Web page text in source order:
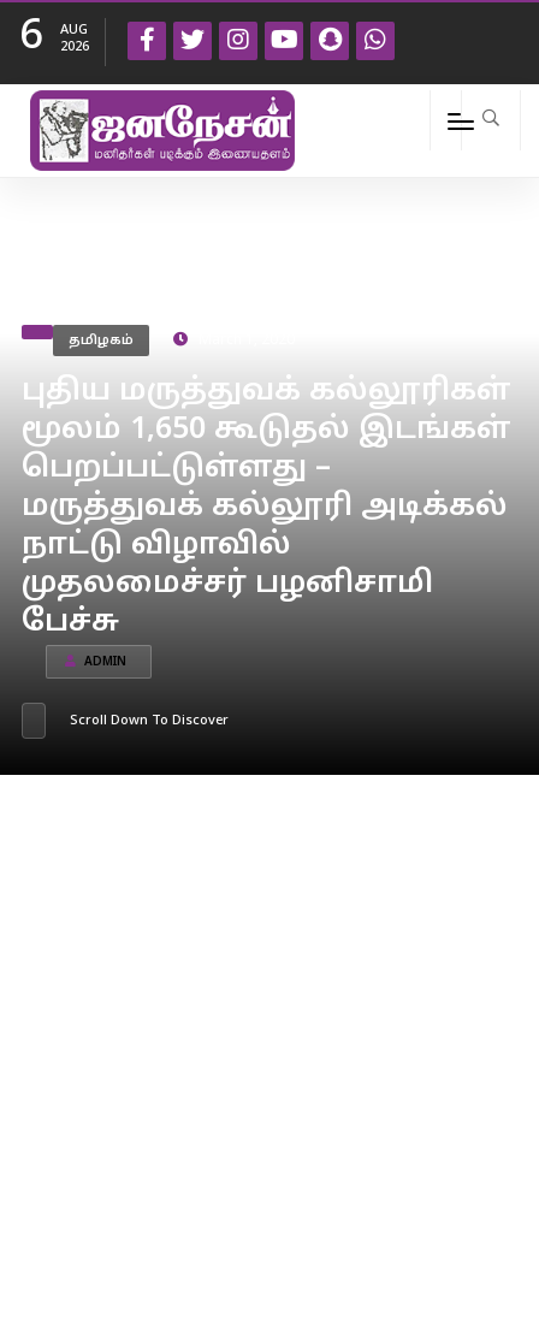
6
AUG
2026
தமிழகம்
புதிய மருத்துவக் கல்லூரிகள்
மூலம் 1,650 கூடுதல் இடங்கள்
பெறப்பட்டுள்ளது –
மருத்துவக் கல்லூரி அடிக்கல்
நாட்டு விழாவில்
முதலமைச்சர் பழனிசாமி
பேச்சு
ADMIN
Scroll Down To Discover